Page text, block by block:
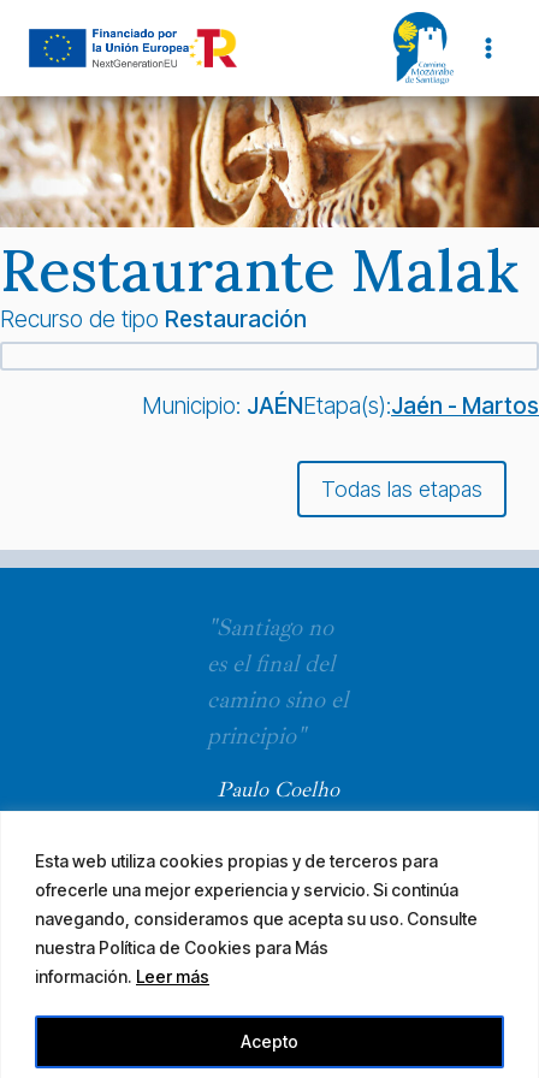
Esta web utiliza cookies propias y de terceros para
ofrecerle una mejor experiencia y servicio. Si continúa
navegando, consideramos que acepta su uso. Consulte
nuestra Política de Cookies para Más
información. Leer más
Acepto
Restaurante Malak
Recurso de tipo Restauración
Municipio: JAÉNEtapa(s):Jaén - Martos
Todas las etapas
"Santiago no
es el final del
camino sino el
principio"
Paulo Coelho
© 2026 El Camino Mozárabe de Santiago · diseña
Accesibilidad